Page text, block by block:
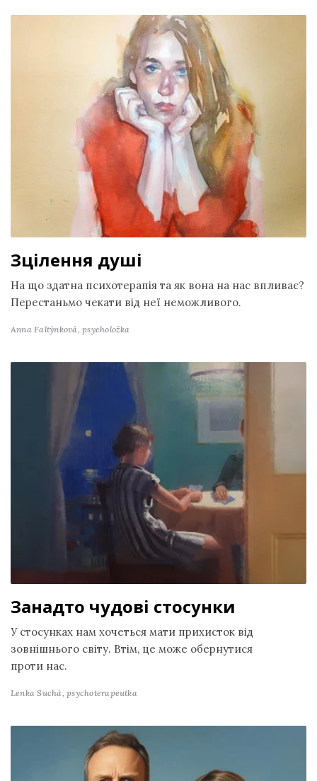
Зцілення душі
На що здатна психотерапія та як вона на нас впливає?
Перестаньмо чекати від неї неможливого.
Anna Faltýnková,psycholožka
Занадто чудові стосунки
У стосунках нам хочеться мати прихисток від
зовнішнього світу. Втім, це може обернутися
проти нас.
Lenka Suchá,psychoterapeutka